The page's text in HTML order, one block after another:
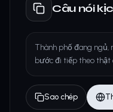
Câu nói
Thành phố đang ngủ,
bước đi tiếp theo thật
Sao chép